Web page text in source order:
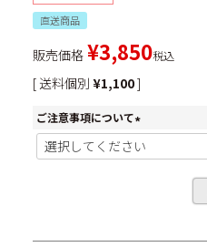
直送商品
販売価格 ¥3,850税込
送料個別 ¥1,100
ご注意事項について
(
必